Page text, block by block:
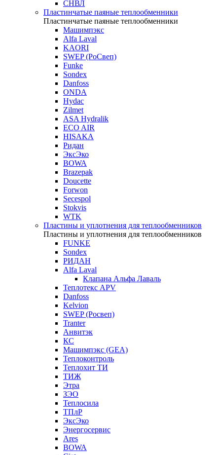
СНВЛ
Пластинчатые паяные теплообменники
Пластинчатые паяные теплообменники
Машимпэкс
Alfa Laval
KAORI
SWEP (РоСвеп)
Funke
Sondex
Danfoss
ONDA
Hydac
Zilmet
ASA Hydralik
ECO AIR
HISAKA
Ридан
ЭксЭко
BOWA
Brazepak
Doucette
Forwon
Secespol
Stokvis
WTK
Пластины и уплотнения для теплообменников
Пластины и уплотнения для теплообменников
FUNKE
Sondex
РИДАН
Alfa Laval
Клапана Альфа Лаваль
Теплотекс APV
Danfoss
Kelvion
SWEP (Росвеп)
Tranter
Анвитэк
КС
Машимпэкс (GEA)
Теплоконтроль
Теплохит ТИ
ТИЖ
Этра
ЗЭО
Теплосила
ТПлР
ЭксЭко
Энергосервис
Ares
BOWA